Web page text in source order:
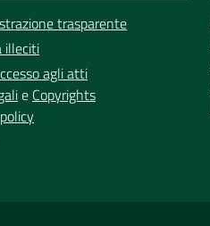
trasparente
illeciti
agli atti
e Copyrights